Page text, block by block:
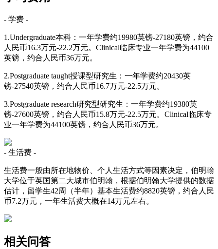
- 学费 -
1.Undergraduate本科：一年学费约19980英镑-27180英镑，约合
人民币16.3万元-22.2万元。Clinical临床专业一年学费为44100
英镑，约合人民币36万元。
2.Postgraduate taught授课型研究生：一年学费约20430英
镑-27540英镑，约合人民币16.7万元-22.5万元。
3.Postgraduate research研究型研究生：一年学费约19380英
镑-27600英镑，约合人民币15.8万元-22.5万元。Clinical临床专
业一年学费为44100英镑，约合人民币36万元。
- 生活费 -
生活费一般由所在地物价、个人生活方式等因素决定，伯明翰
大学位于英国第二大城市伯明翰，根据伯明翰大学提供的数据
估计，留学生42周（半年）基本生活费约8820英镑，约合人民
币7.2万元，一年生活费大概在14万元左右。
相关问答